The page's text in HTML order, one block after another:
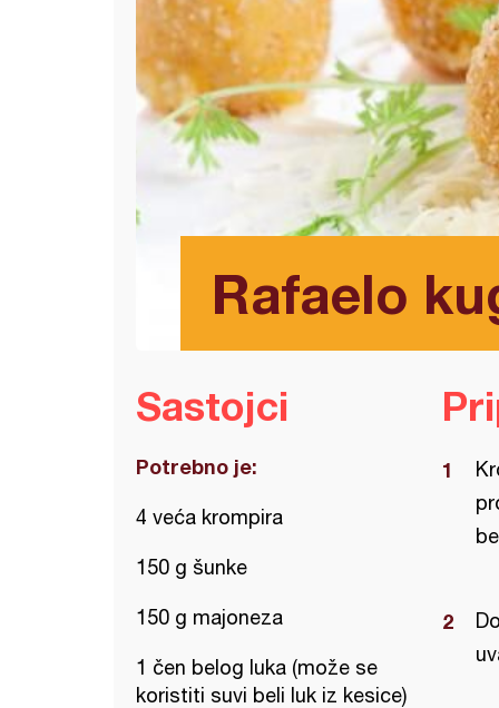
Rafaelo
Sastojci
Potrebno je:
4 veća krompira
150 g šunke
150 g majoneza
1 čen belog luka (može se
koristiti suvi beli luk iz kesice)